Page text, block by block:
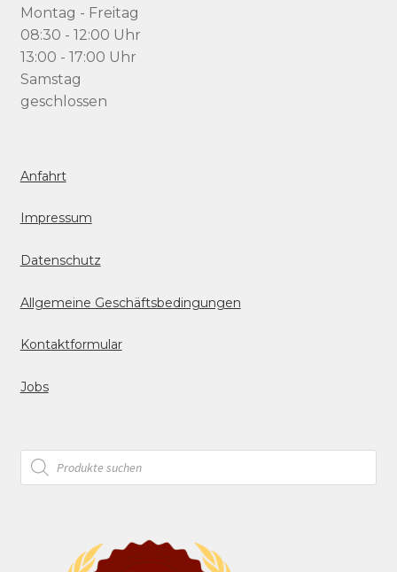
Montag - Freitag
08:30 - 12:00 Uhr
13:00 - 17:00 Uhr
Samstag
geschlossen
Anfahrt
Impressum
Datenschutz
Allgemeine Geschäftsbedingungen
Kontaktformular
Jobs
Products
search